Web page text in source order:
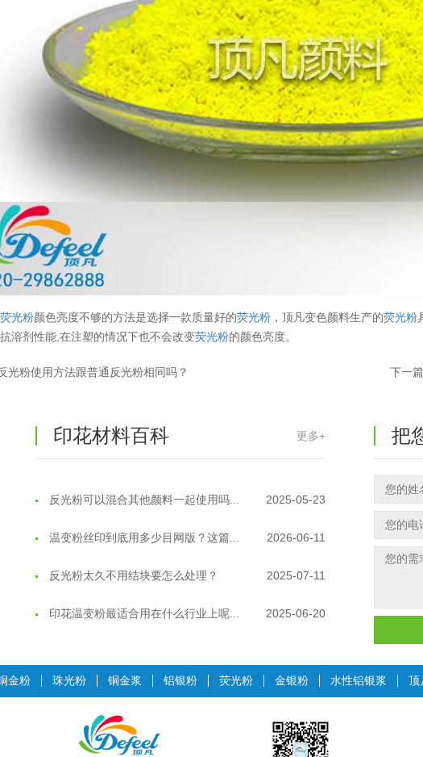
荧光粉颜色亮度不够的方法是选择一款质量好的荧光粉 ，顶凡变色颜料生产的荧光粉
溶剂性能,在注塑的情况下也不会改变荧光粉的颜色亮度。
光粉使用方法跟普通反光粉相同吗？ 下一
印花材料百科 更多+
温变粉丝印到底用多少目网版？这篇... 2026-06-11
印花温变粉最适合用在什么行业上呢...
油性反光粉怎么印花效果最好？
超细反光粉怎么印牢度才会更好？
反光粉是永久有效的吗？能用多久？ 2025-06-10
外墙涂料中怎么添加反光粉使用？
反光粉能用在注塑工艺上吗？
超细反光粉怎么印牢度才会更好？ 2025-06-11
反光粉是永久有效的吗？能用多久？
外墙涂料中怎么添加反光粉使用？ 2025-06-05
把
金粉 珠光粉 铜金浆 铝银粉 荧光粉 金银粉 水性铝银浆 顶